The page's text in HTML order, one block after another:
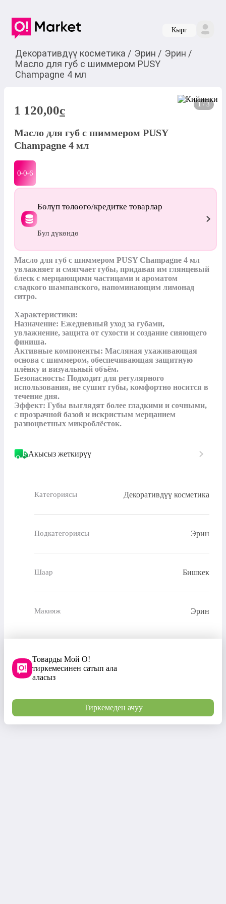
Кырг
Декоративдүү косметика / Эрин / Эрин /
Масло для губ с шиммером PUSY
Champagne 4 мл
1 / 3
1 120,00c
Масло для губ с шиммером PUSY
Champagne 4 мл
0-0-6
Бөлүп төлөөгө/кредитке товарлар
Бул дүкөндө
Масло для губ с шиммером PUSY Champagne 4 мл
увлажняет и смягчает губы, придавая им глянцевый
блеск с мерцающими частицами и ароматом
сладкого шампанского, напоминающим лимонад
ситро.
Характеристики:
Назначение: Ежедневный уход за губами,
увлажнение, защита от сухости и создание сияющего
финиша.
Активные компоненты: Масляная ухаживающая
основа с шиммером, обеспечивающая защитную
плёнку и визуальный объём.
Безопасность: Подходит для регулярного
использования, не сушит губы, комфортно носится в
течение дня.
Эффект: Губы выглядят более гладкими и сочными,
с прозрачной базой и искристым мерцанием
разноцветных микроблёсток.
Акысыз жеткирүү
Категориясы Декоративдүү косметика
Подкатегориясы Эрин
Шаар Бишкек
Макияж Эрин
Товарды Мой О!
тиркемесинен сатып ала
аласыз
Тиркемеден ачуу